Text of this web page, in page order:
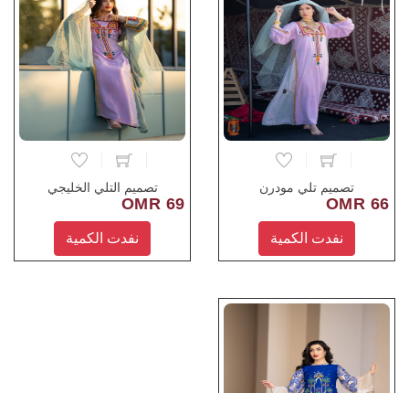
تصميم تلي مودرن
66 OMR
نفدت الكمية
تصميم التلي الخليجي
69 OMR
نفدت الكمية